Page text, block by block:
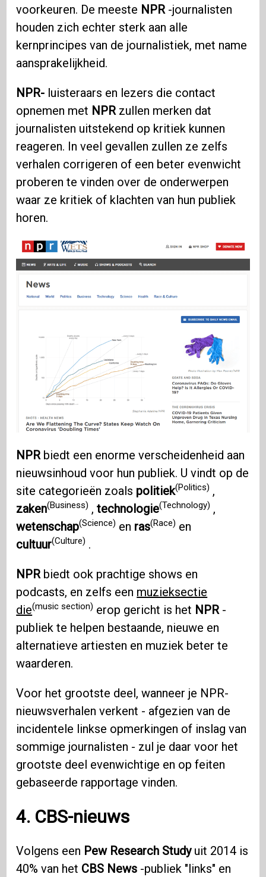
voorkeuren. De meeste NPR-journalisten
houden zich echter sterk aan alle
kernprincipes van de journalistiek, met name
aansprakelijkheid.
NPR- luisteraars en lezers die contact
opnemen met NPRzullen merken dat
journalisten uitstekend op kritiek kunnen
reageren. In veel gevallen zullen ze zelfs
verhalen corrigeren of een beter evenwicht
proberen te vinden over de onderwerpen
waar ze kritiek of klachten van hun publiek
horen.
NPR biedt een enorme verscheidenheid aan
nieuwsinhoud voor hun publiek. U vindt op de
site categorieën zoals politiek(Politics) ,
zaken(Business) ,technologie(Technology) ,
wetenschap(Science) en ras(Race) en
cultuur(Culture) .
NPR biedt ook prachtige shows en
podcasts, en zelfs een muzieksectie
die(music section) erop gericht is het NPR -
publiek te helpen bestaande, nieuwe en
alternatieve artiesten en muziek beter te
waarderen.
Voor het grootste deel, wanneer je NPR-
nieuwsverhalen verkent - afgezien van de
incidentele linkse opmerkingen of inslag van
sommige journalisten - zul je daar voor het
grootste deel evenwichtige en op feiten
gebaseerde rapportage vinden.
4. CBS-nieuws
Volgens een Pew Research Studyuit 2014 is
40% van het CBS News -publiek "links" en